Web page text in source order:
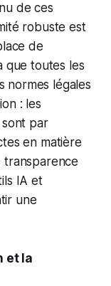
de ces
robuste est
de
que toutes les
normes légales
: les
sont par
en matière
transparence
IA et
une
et la